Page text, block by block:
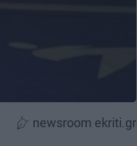
newsroom ekriti.gr